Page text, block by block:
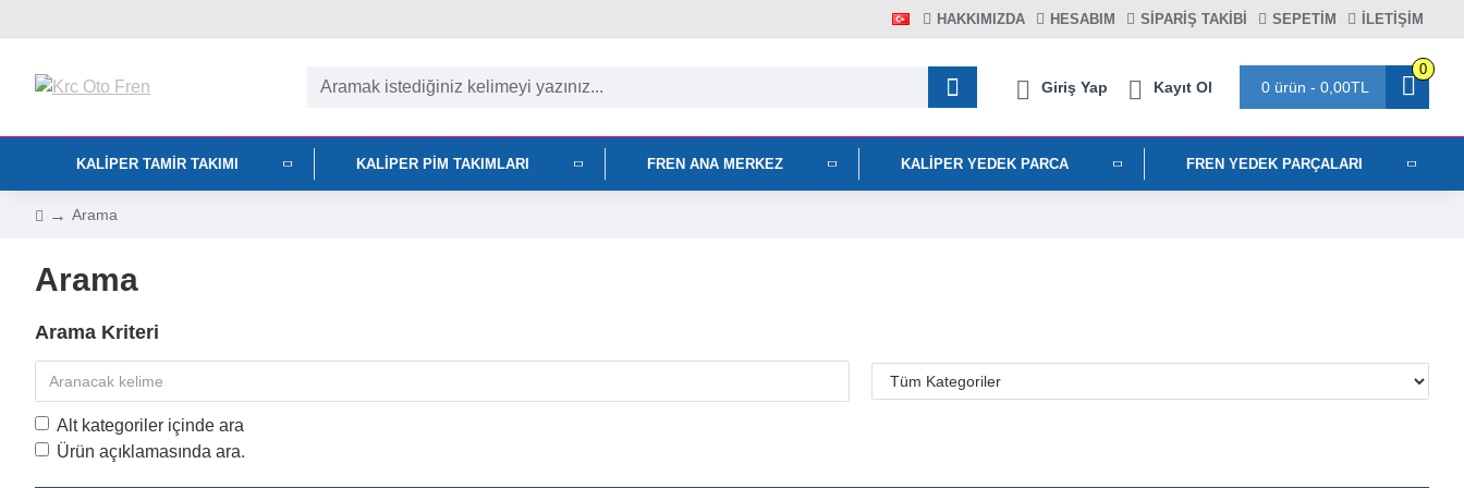
HAKKIMIZDA HESABIM SIPARIŞ TAKIBI SEPETIM İLETİŞİM
Giriş Yap Kayıt Ol 0 ürün - 0,00TL
0
KALIPER TAMIR TAKIMI KALIPER PIM TAKIMLARI FREN ANA MERKEZ KALIPER YEDEK PARCA FREN YEDEK PARÇALARI
Arama
Arama
Arama Kriteri
Alt kategoriler içinde ara
Ürün açıklamasında ara.